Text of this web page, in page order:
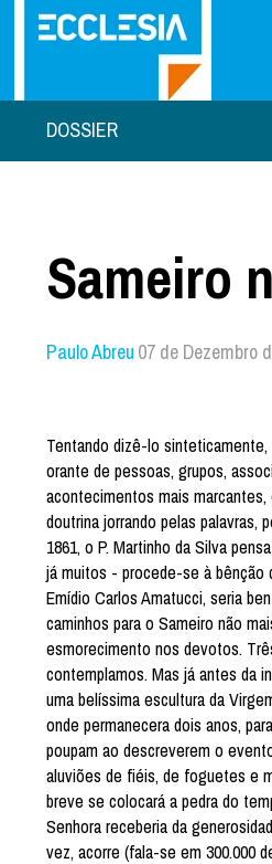
DOSSIER
Sameiro
Paulo Abreu 07 de Dezembro
Tentando dizê-lo
orante de pessoas, grupos,
acontecimentos mais
doutrina jorrando pelas palavras,
1861, o P. Martinho da Silva
já muitos - procede-se à bênção
Emídio Carlos Amatucci, seria
caminhos para o Sameiro não
esmorecimento nos devotos.
contemplamos. Mas já antes da
uma belíssima escultura da
onde permanecera dois anos,
poupam ao descreverem o
aluviões de fiéis, de foguetes e
breve se colocará a pedra do
Senhora receberia da
vez, acorre (fala-se em 300.000